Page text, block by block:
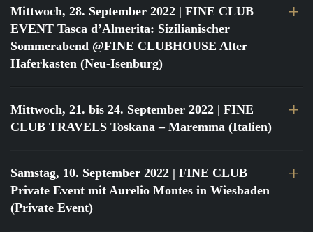
Mittwoch, 28. September 2022 | FINE CLUB
EVENT Tasca d’Almerita: Sizilianischer
Sommerabend @FINE CLUBHOUSE Alter
Haferkasten (Neu-Isenburg)
Mittwoch, 21. bis 24. September 2022 | FINE
CLUB TRAVELS Toskana – Maremma (Italien)
Samstag, 10. September 2022 | FINE CLUB
Private Event mit Aurelio Montes in Wiesbaden
(Private Event)